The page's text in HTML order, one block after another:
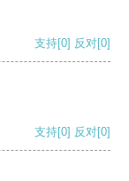
支持[0] 反对[0]
支持[0] 反对[0]